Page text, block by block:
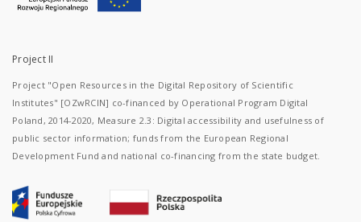
Project II
Project "Open Resources in the Digital Repository of Scientific
Institutes" [OZwRCIN] co-financed by Operational Program Digital
Poland, 2014-2020, Measure 2.3: Digital accessibility and usefulness of
public sector information; funds from the European Regional
Development Fund and national co-financing from the state budget.